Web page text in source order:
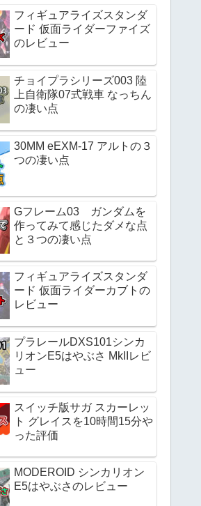
フィギュアライズスタンダ
ード 仮面ライダーファイズ
のレビュー
チョイプラシリーズ003 陸
上自衛隊07式戦車 なっちん
の凄い点
30MM eEXM-17 アルトの３
つの凄い点
Gフレーム03 ガンダムを
作ってみて感じたダメな点
と３つの凄い点
フィギュアライズスタンダ
ード 仮面ライダーカブトの
レビュー
プラレールDXS101シンカ
リオンE5はやぶさ MkIIレビ
ュー
スイッチ版サガ スカーレッ
ト グレイスを10時間15分や
った評価
MODEROID シンカリオン
E5はやぶさのレビュー